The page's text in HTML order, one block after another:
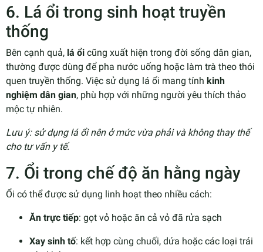
6. Lá ổi trong sinh hoạt truyền
thống
Bên cạnh quả, lá ổi cũng xuất hiện trong đời sống dân gian,
thường được dùng để pha nước uống hoặc làm trà theo thói
quen truyền thống. Việc sử dụng lá ổi mang tính kinh
nghiệm dân gian, phù hợp với những người yêu thích thảo
mộc tự nhiên.
Lưu ý: sử dụng lá ổi nên ở mức vừa phải và không thay thế
cho tư vấn y tế.
7. Ổi trong chế độ ăn hằng ngày
Ổi có thể được sử dụng linh hoạt theo nhiều cách:
Ăn trực tiếp: gọt vỏ hoặc ăn cả vỏ đã rửa sạch
Xay sinh tố: kết hợp cùng chuối, dứa hoặc các loại trái